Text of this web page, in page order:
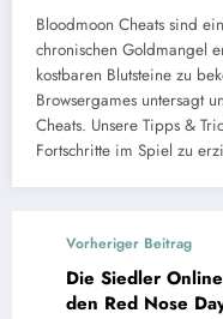
Bloodmoon Cheats sind
chronischen Goldmangel
kostbaren Blutsteine zu
Browsergames untersagt
Cheats. Unsere Tipps &
Fortschritte im Spiel zu
Vorheriger Beitrag
Die Siedler
den Red Nose